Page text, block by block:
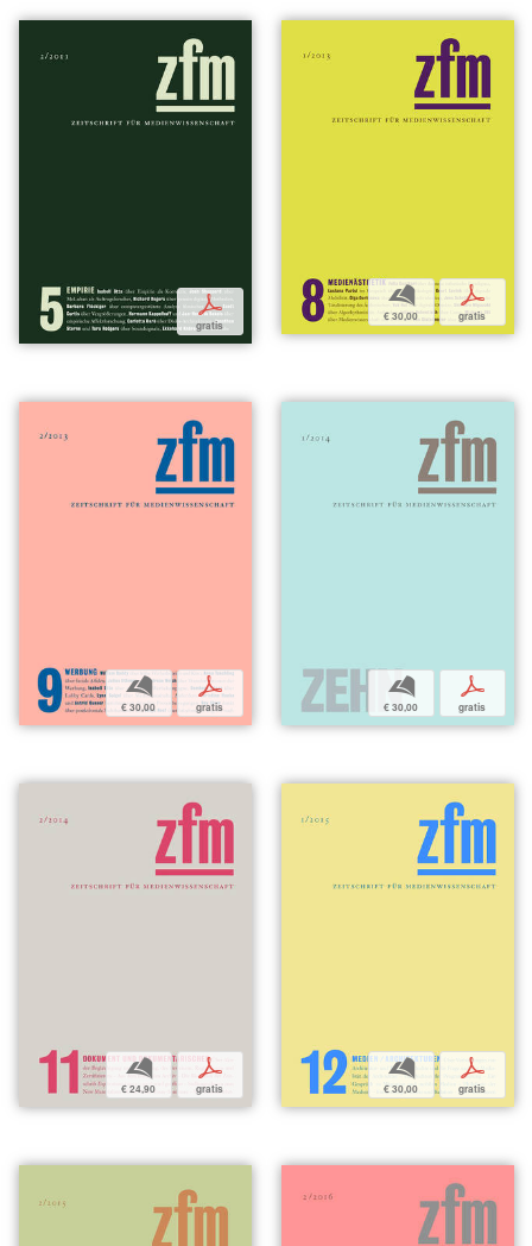
p
gratis
b
€ 30,00
p
gratis
b
€ 30,00
p
gratis
b
€ 30,00
p
gratis
b
€ 24,90
p
gratis
b
€ 30,00
p
gratis